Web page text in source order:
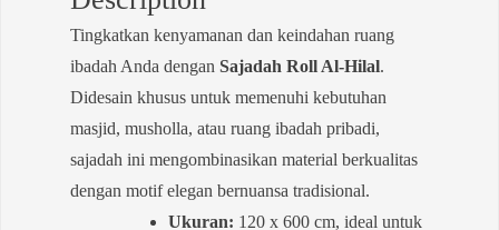
Tingkatkan kenyamanan dan keindahan ruang
ibadah Anda dengan Sajadah Roll Al-Hilal.
Didesain khusus untuk memenuhi kebutuhan
masjid, musholla, atau ruang ibadah pribadi,
sajadah ini mengombinasikan material berkualitas
dengan motif elegan bernuansa tradisional.
Ukuran: 120 x 600 cm, ideal untuk